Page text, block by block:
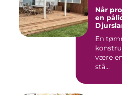
Når
en
En
være
stå...